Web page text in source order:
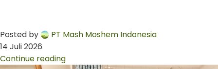
Posted by
PT Mash Moshem Indonesia
14 Juli 2026
Continue reading